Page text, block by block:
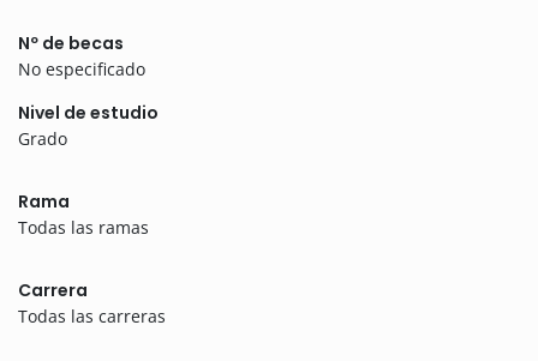
Nº de becas
No especificado
Nivel de estudio
Grado
Rama
Todas las ramas
Carrera
Todas las carreras